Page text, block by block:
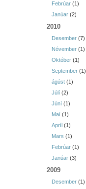
Febrúar (1)
Janúar (2)
2010
Desember (7)
Nóvember (1)
Október (1)
September (1)
ágúst (1)
Júlí (2)
Júní (1)
Maí (1)
Apríl (1)
Mars (1)
Febrúar (1)
Janúar (3)
2009
Desember (1)